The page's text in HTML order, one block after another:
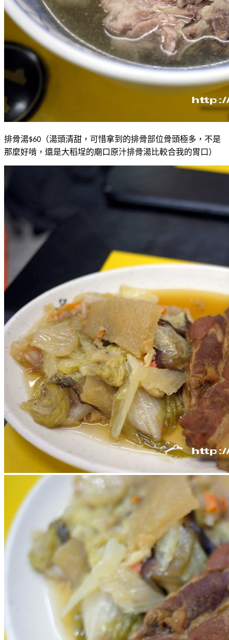
排骨湯$60 （湯頭清甜，可惜拿到的排骨部位骨頭極多，不是
那麼好啃，還是大稻埕的廟口原汁排骨湯比較合我的胃口）